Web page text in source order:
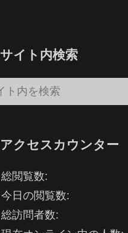
サイト内検索
アクセスカウンター
総閲覧数:
今日の閲覧数:
総訪問者数: